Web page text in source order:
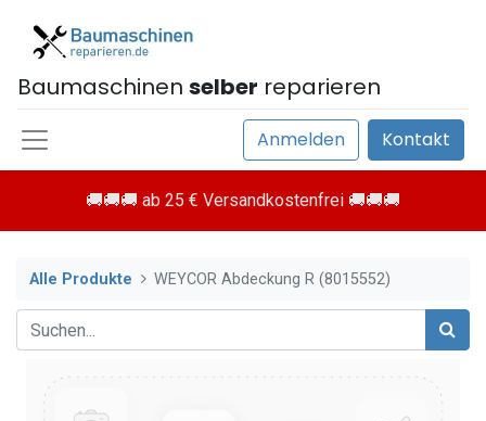
Baumaschinen selber reparieren
Anmelden Kontakt
🚚🚚🚚 ab 25 € Versandkostenfrei 🚚🚚🚚
Alle Produkte WEYCOR Abdeckung R (8015552)